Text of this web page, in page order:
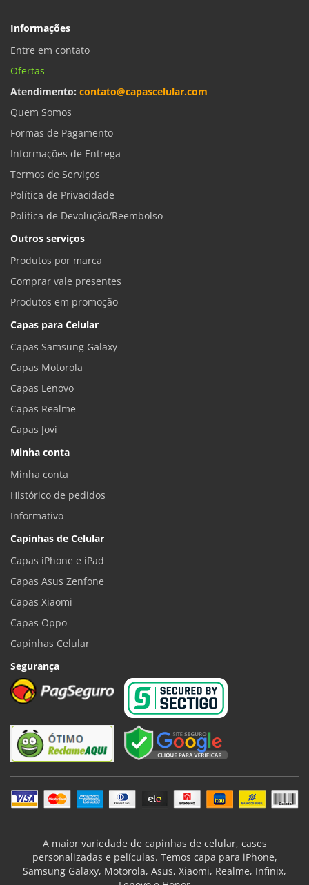
Informações
Entre em contato
Ofertas
Atendimento: contato@capascelular.com
Quem Somos
Formas de Pagamento
Informações de Entrega
Termos de Serviços
Política de Privacidade
Política de Devolução/Reembolso
Outros serviços
Produtos por marca
Comprar vale presentes
Produtos em promoção
Capas para Celular
Capas Samsung Galaxy
Capas Motorola
Capas Lenovo
Capas Realme
Capas Jovi
Minha conta
Minha conta
Histórico de pedidos
Informativo
Capinhas de Celular
Capas iPhone e iPad
Capas Asus Zenfone
Capas Xiaomi
Capas Oppo
Capinhas Celular
Segurança
A maior variedade de capinhas de celular, cases
personalizadas e películas. Temos capa para iPhone,
Samsung Galaxy, Motorola, Asus, Xiaomi, Realme, Infinix,